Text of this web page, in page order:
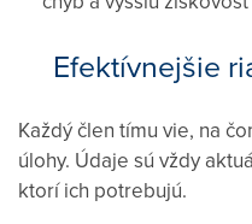
Efektívnejšie
Každý člen tímu vie, na
úlohy. Údaje sú vždy
ktorí ich potrebujú.